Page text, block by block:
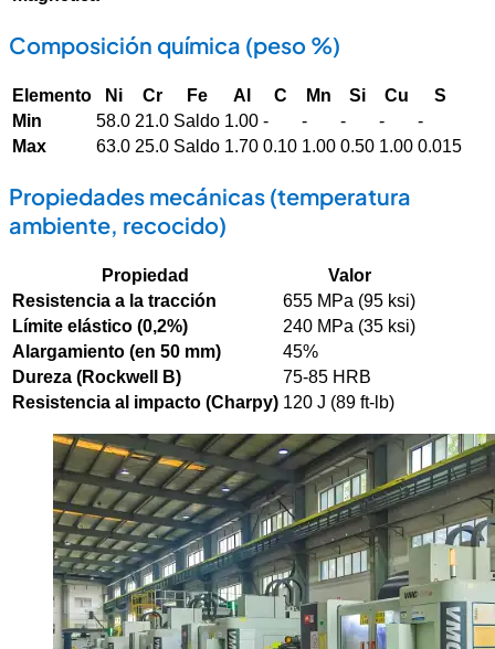
Composición química (peso %)
Elemento Ni Cr Fe Al C Mn Si Cu
S
Min
58.0 21.0 Saldo 1.00 - - - -
-
Max
63.0 25.0 Saldo 1.70 0.10 1.00 0.50 1.00 0.015
Propiedades mecánicas (temperatura
ambiente, recocido)
Propiedad
Valor
Resistencia a la tracción
655 MPa (95 ksi)
Límite elástico (0,2%)
240 MPa (35 ksi)
Alargamiento (en 50 mm)
45%
Dureza (Rockwell B)
75-85 HRB
Resistencia al impacto (Charpy) 120 J (89 ft-lb)